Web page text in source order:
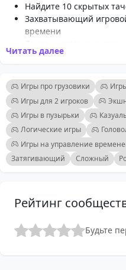
Найдите 10 скрытых
Захватывающий
времени
Удобное управление с
Идеально для
головоломок
Временные испытания
Подходит для всех
семей
Читать далее
Игры про грузовики
Игры для 2 игроков
Игры в пузырьки
Логические игры
Игры на управление
Затягивающий
Сложный
Рейтинг
Будьте